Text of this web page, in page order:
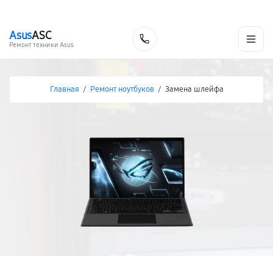
AsusASC
Ремонт техники Asus
Главная / Ремонт ноутбуков / Замена шлейфа